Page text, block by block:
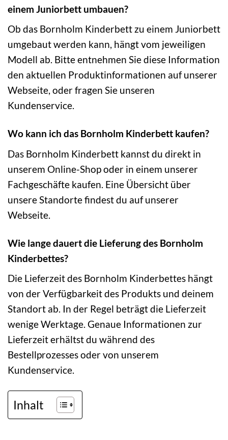
einem Juniorbett umbauen?
Ob das Bornholm Kinderbett zu einem Juniorbett
umgebaut werden kann, hängt vom jeweiligen
Modell ab. Bitte entnehmen Sie diese Information
den aktuellen Produktinformationen auf unserer
Webseite, oder fragen Sie unseren
Kundenservice.
Wo kann ich das Bornholm Kinderbett kaufen?
Das Bornholm Kinderbett kannst du direkt in
unserem Online-Shop oder in einem unserer
Fachgeschäfte kaufen. Eine Übersicht über
unsere Standorte findest du auf unserer
Webseite.
Wie lange dauert die Lieferung des Bornholm
Kinderbettes?
Die Lieferzeit des Bornholm Kinderbettes hängt
von der Verfügbarkeit des Produkts und deinem
Standort ab. In der Regel beträgt die Lieferzeit
wenige Werktage. Genaue Informationen zur
Lieferzeit erhältst du während des
Bestellprozesses oder von unserem
Kundenservice.
Inhalt